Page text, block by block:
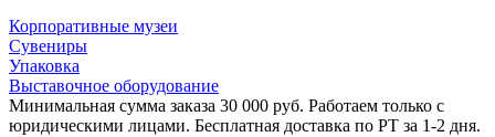
Корпоративные музеи
Сувениры
Упаковка
Выставочное оборудование
Минимальная сумма заказа 30 000 руб. Работаем только с
юридическими лицами. Бесплатная доставка по РТ за 1-2 дня.